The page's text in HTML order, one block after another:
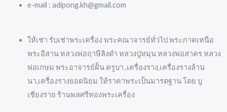
e-mail : adipong.kh@gmail.com
ให้เช่า รับเช่าพระเครื่อง พระคณาจารย์ทั่วไป พระภาคเหนือ
พระอีสาน หลวงพ่อฤาษีลิงดำ หลวงปู่หมุน หลวงพ่อสาคร หลวง
พ่อเกษม พระอาจารย์ฝั้น ครูบา ,เครื่องราง,เครื่องรางล้าน
นา,เครื่องรางยอดนิยม ให้ราคาพระเป็นมารตฐาน โดย บู
เชียงราย ร้านพลศรีทองพระเครื่อง